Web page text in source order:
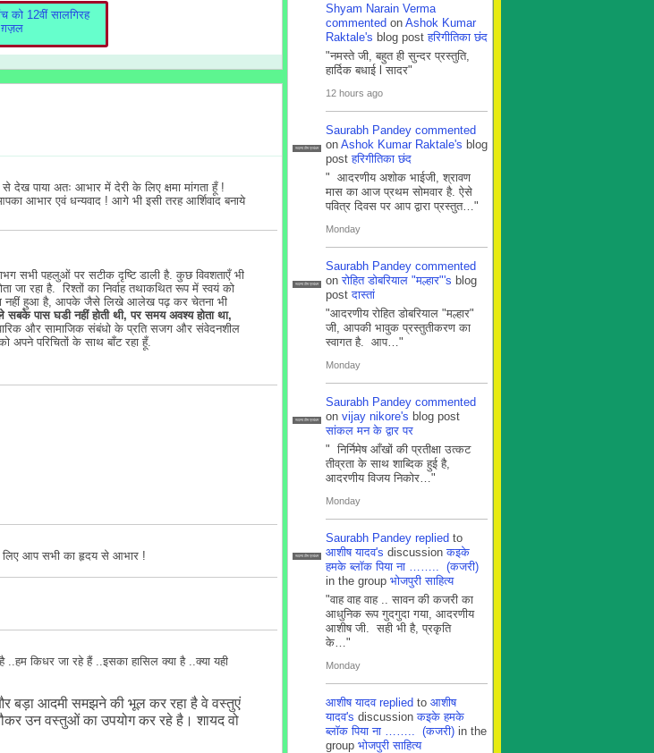
को 12वीं सालगिरह
ग़ज़ल
देख पाया अतः आभार में देरी के लिए क्षमा मांगता हूँ !
आभार एवं धन्यवाद ! आगे भी इसी तरह आर्शिवाद बनाये
सभी पहलुओं पर सटीक दृष्टि डाली है. कुछ विवशताएँ भी
जा रहा है. रिश्तों का निर्वाह तथाकथित रूप में स्वयं को
पूरा नहीं हुआ है, आपके जैसे लिखे आलेख पढ़ कर चेतना भी
सबके पास घडी नहीं होती थी, पर समय अवश्य होता था,
और सामाजिक संबंधो के प्रति सजग और संवेदनशील
अपने परिचितों के साथ बाँट रहा हूँ.
लिए आप सभी का हृदय से आभार !
किधर जा रहे हैं ..इसका हासिल क्या है ..क्या यही
बड़ा आदमी समझने की भूल कर रहा है वे वस्तुएं
उन वस्तुओं का उपयोग कर रहे है। शायद वो
Shyam Narain Verma
commented on Ashok Kumar
Raktale's blog postहरिगीतिका छंद
"नमस्ते जी, बहुत ही सुन्दर प्रस्तुति,
हार्दिक बधाई l सादर"
12 hours ago
सदस्य टीम प्रबंधन
Saurabh Pandey commented
on Ashok Kumar Raktale's blog
postहरिगीतिका छंद
" आदरणीय अशोक भाईजी, श्रावण
मास का आज प्रथम सोमवार है. ऐसे
पवित्र दिवस पर आप द्वारा प्रस्तुत…"
Monday
सदस्य टीम प्रबंधन
Saurabh Pandey commented
onरोहित डोबरियाल "मल्हार"'s blog
postदास्तां
"आदरणीय रोहित डोबरियाल "मल्हार"
जी, आपकी भावुक प्रस्तुतीकरण का
स्वागत है. आप…"
Monday
सदस्य टीम प्रबंधन
Saurabh Pandey commented
on vijay nikore's blog post
सांकल मन के द्वार पर
" निर्निमेष आँखों की प्रतीक्षा उत्कट
तीव्रता के साथ शाब्दिक हुई है,
आदरणीय विजय निकोर…"
Monday
सदस्य टीम प्रबंधन
Saurabh Pandey replied to
आशीष यादव's discussionकइके
हमके ब्लाॅक पिया ना …….. (कजरी)
in the group भोजपुरी साहित्य
"वाह वाह वाह .. सावन की कजरी का
आधुनिक रूप गुदगुदा गया, आदरणीय
आशीष जी. सही भी है, प्रकृति
के…"
Monday
आशीष यादव replied to आशीष
यादव's discussionकइके हमके
ब्लाॅक पिया ना …….. (कजरी) in the
group भोजपुरी साहित्य